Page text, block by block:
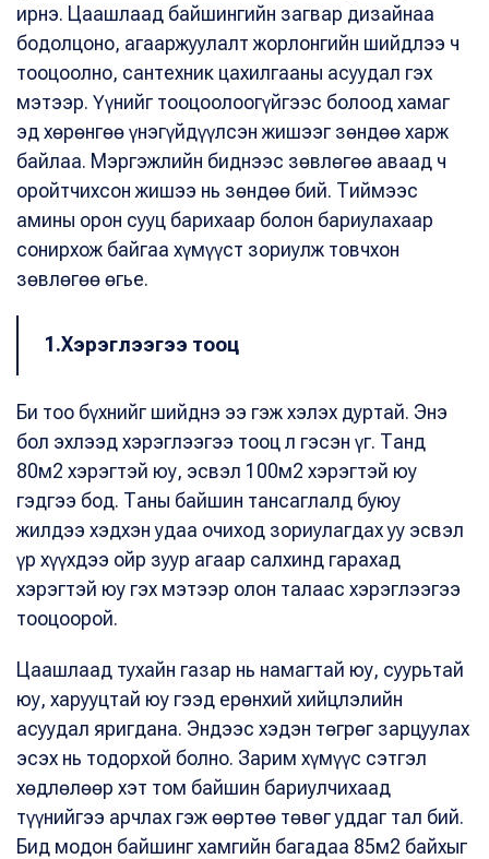
ирнэ. Цаашлаад байшингийн загвар дизайнаа
бодолцоно, агааржуулалт жорлонгийн шийдлээ ч
тооцоолно, сантехник цахилгааны асуудал гэх
мэтээр. Үүнийг тооцоолоогүйгээс болоод хамаг
эд хөрөнгөө үнэгүйдүүлсэн жишээг зөндөө харж
байлаа. Мэргэжлийн биднээс зөвлөгөө аваад ч
оройтчихсон жишээ нь зөндөө бий. Тиймээс
амины орон сууц барихаар болон бариулахаар
сонирхож байгаа хүмүүст зориулж товчхон
зөвлөгөө өгье.
1.Хэрэглээгээ тооц
Би тоо бүхнийг шийднэ ээ гэж хэлэх дуртай. Энэ
бол эхлээд хэрэглээгээ тооц л гэсэн үг. Танд
80м2 хэрэгтэй юу, эсвэл 100м2 хэрэгтэй юу
гэдгээ бод. Таны байшин тансаглалд буюу
жилдээ хэдхэн удаа очиход зориулагдах уу эсвэл
үр хүүхдээ ойр зуур агаар салхинд гарахад
хэрэгтэй юу гэх мэтээр олон талаас хэрэглээгээ
тооцоорой.
Цаашлаад тухайн газар нь намагтай юу, суурьтай
юу, харууцтай юу гээд ерөнхий хийцлэлийн
асуудал яригдана. Эндээс хэдэн төгрөг зарцуулах
эсэх нь тодорхой болно. Зарим хүмүүс сэтгэл
хөдлөлөөр хэт том байшин бариулчихаад
түүнийгээ арчлах гэж өөртөө төвөг уддаг тал бий.
Бид модон байшинг хамгийн багадаа 85м2 байхыг